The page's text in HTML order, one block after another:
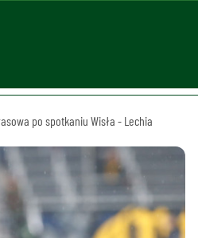
po spotkaniu Wisła - Lechia